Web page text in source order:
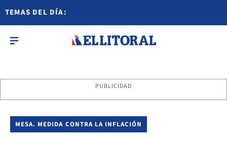
TEMAS DEL DÍA:
PUBLICIDAD
MESA. MEDIDA CONTRA LA INFLACIÓN